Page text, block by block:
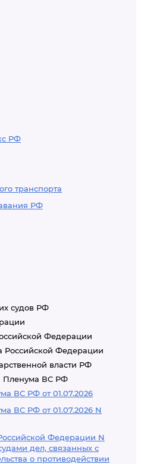
РФ
транспорта
РФ
судов РФ
Федерации
Российской Федерации
власти РФ
Пленума ВС РФ
ВС РФ от 01.07.2026
ВС РФ от 01.07.2026 N
Федерации N
дел, связанных с
о противодействии